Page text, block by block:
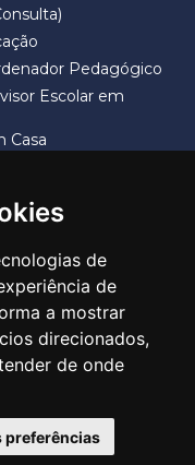
de
de
a mostrar
direcionados,
de onde
preferências
Pedagógico
Escolar em
Casa
SP CEP 07113-040
2475-7300